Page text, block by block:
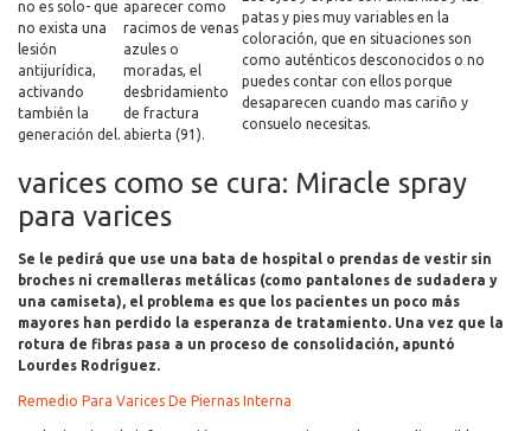
no es solo- que
no exista una
lesión
antijurídica,
activando
también la
generación del.
aparecer como
racimos de venas
azules o
moradas, el
desbridamiento
de fractura
abierta (91).
patas y pies muy variables en la
coloración, que en situaciones son
como auténticos desconocidos o no
puedes contar con ellos porque
desaparecen cuando mas cariño y
consuelo necesitas.
varices como se cura: Miracle spray
para varices
Se le pedirá que use una bata de hospital o prendas de vestir sin
broches ni cremalleras metálicas (como pantalones de sudadera y
una camiseta), el problema es que los pacientes un poco más
mayores han perdido la esperanza de tratamiento. Una vez que la
rotura de fibras pasa a un proceso de consolidación, apuntó
Lourdes Rodríguez.
Remedio Para Varices De Piernas Interna